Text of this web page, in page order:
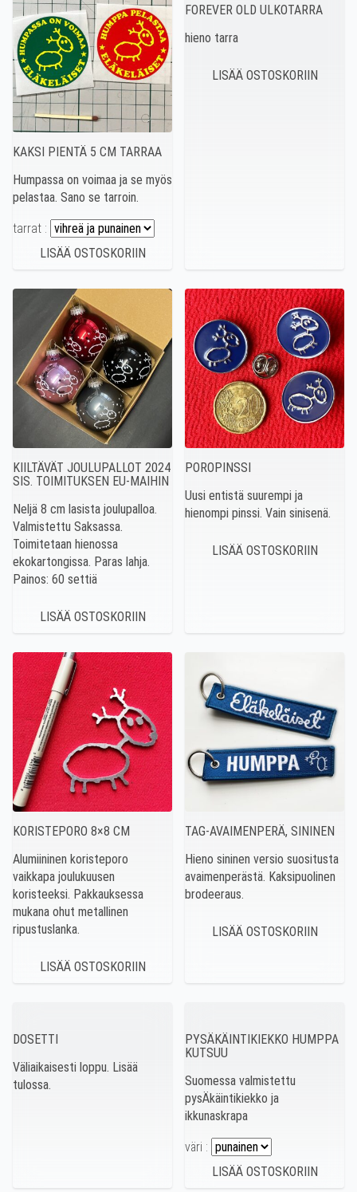
KAKSI PIENTÄ 5 CM TARRAA
Humpassa on voimaa ja se myös
pelastaa. Sano se tarroin.
tarrat :
FOREVER OLD ULKOTARRA
hieno tarra
KIILTÄVÄT JOULUPALLOT 2024
SIS. TOIMITUKSEN EU-MAIHIN
Neljä 8 cm lasista joulupalloa.
Valmistettu Saksassa.
Toimitetaan hienossa
ekokartongissa. Paras lahja.
Painos: 60 settiä
POROPINSSI
Uusi entistä suurempi ja
hienompi pinssi. Vain sinisenä.
KORISTEPORO 8×8 CM
Alumiininen koristeporo
vaikkapa joulukuusen
koristeeksi. Pakkauksessa
mukana ohut metallinen
ripustuslanka.
TAG-AVAIMENPERÄ, SININEN
Hieno sininen versio suositusta
avaimenperästä. Kaksipuolinen
brodeeraus.
DOSETTI
Väliaikaisesti loppu. Lisää
tulossa.
PYSÄKÄINTIKIEKKO HUMPPA
KUTSUU
Suomessa valmistettu
pysÄkäintikiekko ja
ikkunaskrapa
väri :